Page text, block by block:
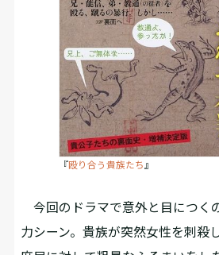
『殴り合う貴族たち 』
今回のドラマで意外と目につく
力シーン。貴族が突然女性を刺殺